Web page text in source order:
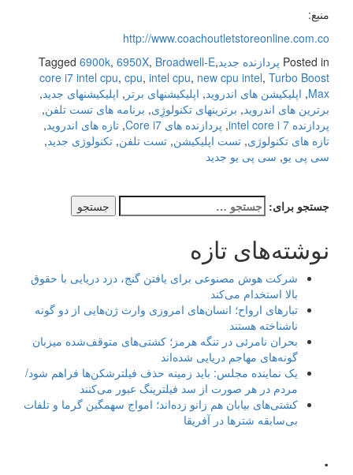
منبع:
http://www.coachoutletstoreonline.com.co
Posted in پردازنده جدید Tagged 6900k, 6950X, Broadwell-E,
core i7 intel cpu, cpu, intel cpu, new cpu intel, Turbo Boost
Max
, اپلیکیشن های اندروید, اپلیکیشنهای برتر , اپلیکیشنهای جدید,
برترین های اندروید, برترینهای تکنولوژِی, برنامه های تست تلفن,
پردازنده intel core i 7
, پردازنده های Core i7 , تازه های اندروید,
تازه های تکنولوژی, تست اپلیکیشن, تست تلفن, تکنولوژی جدید,
سی پی یو, سی پی یو جدید
جستجو برای:
نوشته‌های تازه
شرکت هوش مصنوعی برای یافتن گنج، دزد دریایی با حقوق
بالا استخدام می‌کند
تبارهای ارواح؛ انسان‌های امروزی وارث ژن‌هایی از دو گونه
ناشناخته هستند
بحران نامرئی در تنگه هرمز؛ کشتی‌های متوقف‌شده میزبان
گونه‌های مهاجم دریایی شده‌اند
یک نماینده مجلس: باید زمینه حذف فیلترشکن‌ها فراهم شود/
مردم در هر صورت از سد فیلترینگ عبور می‌کنند
کشتی‌های بیابان هم زانو زده‌اند؛ امواج سهمگین گرما و تلفات
بی‌سابقه شترها در آفریقا
.